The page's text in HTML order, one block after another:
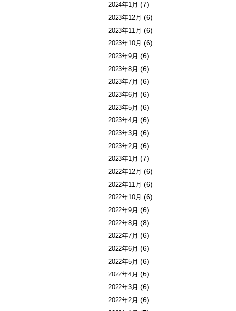
2024年1月 (7)
2023年12月 (6)
2023年11月 (6)
2023年10月 (6)
2023年9月 (6)
2023年8月 (6)
2023年7月 (6)
2023年6月 (6)
2023年5月 (6)
2023年4月 (6)
2023年3月 (6)
2023年2月 (6)
2023年1月 (7)
2022年12月 (6)
2022年11月 (6)
2022年10月 (6)
2022年9月 (6)
2022年8月 (8)
2022年7月 (6)
2022年6月 (6)
2022年5月 (6)
2022年4月 (6)
2022年3月 (6)
2022年2月 (6)